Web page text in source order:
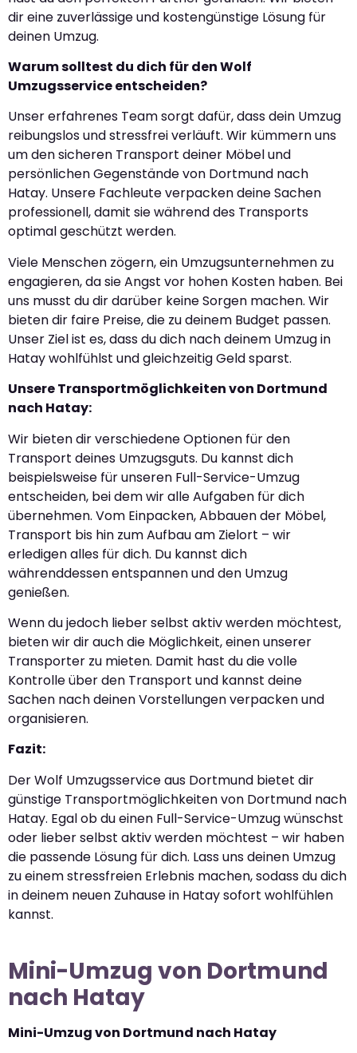
dir eine zuverlässige und kostengünstige Lösung für
deinen Umzug.
Warum solltest du dich für den Wolf
Umzugsservice entscheiden?
Unser erfahrenes Team sorgt dafür, dass dein Umzug
reibungslos und stressfrei verläuft. Wir kümmern uns
um den sicheren Transport deiner Möbel und
persönlichen Gegenstände von Dortmund nach
Hatay. Unsere Fachleute verpacken deine Sachen
professionell, damit sie während des Transports
optimal geschützt werden.
Viele Menschen zögern, ein Umzugsunternehmen zu
engagieren, da sie Angst vor hohen Kosten haben. Bei
uns musst du dir darüber keine Sorgen machen. Wir
bieten dir faire Preise, die zu deinem Budget passen.
Unser Ziel ist es, dass du dich nach deinem Umzug in
Hatay wohlfühlst und gleichzeitig Geld sparst.
Unsere Transportmöglichkeiten von Dortmund
nach Hatay:
Wir bieten dir verschiedene Optionen für den
Transport deines Umzugsguts. Du kannst dich
beispielsweise für unseren Full-Service-Umzug
entscheiden, bei dem wir alle Aufgaben für dich
übernehmen. Vom Einpacken, Abbauen der Möbel,
Transport bis hin zum Aufbau am Zielort – wir
erledigen alles für dich. Du kannst dich
währenddessen entspannen und den Umzug
genießen.
Wenn du jedoch lieber selbst aktiv werden möchtest,
bieten wir dir auch die Möglichkeit, einen unserer
Transporter zu mieten. Damit hast du die volle
Kontrolle über den Transport und kannst deine
Sachen nach deinen Vorstellungen verpacken und
organisieren.
Fazit:
Der Wolf Umzugsservice aus Dortmund bietet dir
günstige Transportmöglichkeiten von Dortmund nach
Hatay. Egal ob du einen Full-Service-Umzug wünschst
oder lieber selbst aktiv werden möchtest – wir haben
die passende Lösung für dich. Lass uns deinen Umzug
zu einem stressfreien Erlebnis machen, sodass du dich
in deinem neuen Zuhause in Hatay sofort wohlfühlen
kannst.
Mini-Umzug von Dortmund
nach Hatay
Mini-Umzug von Dortmund nach Hatay